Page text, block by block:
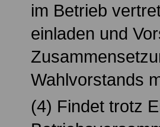
im Betrieb
einladen und
Wahlvorstands
(4) Findet trotz